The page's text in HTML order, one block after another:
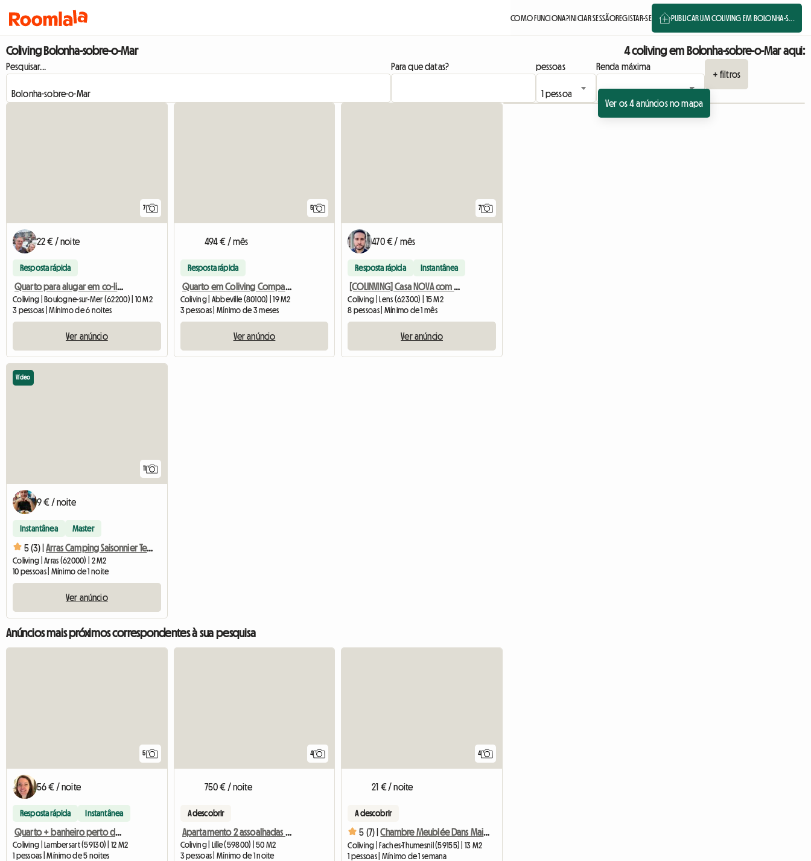
COMO FUNCIONA?INICIAR SESSÃOREGISTAR-SE PUBLICAR UM COLIVING EM BOLONHA-S...
Coliving Bolonha-sobre-o-Mar 4 coliving em Bolonha-sobre-o-Mar aqui:
Pesquisar... Para que datas? pessoas
Renda máxima
+ filtros
Ver os 4 anúncios no mapa
7
22 € / noite
Resposta rápida
Quarto para alugar em co-living para 3 pessoas
Coliving | Boulogne-sur-Mer (62200) | 10 M2
3 pessoas | Mínimo de 6 noites
Ver anúncio
5
494 € / mês
Resposta rápida
Quarto em Coliving Compartilhado em Abbeville - Alto Padrão
Coliving | Abbeville (80100) | 19 M2
3 pessoas | Mínimo de 3 meses
Ver anúncio
7
470 € / mês
Resposta rápida Instantânea
[COLINVING] Casa NOVA com academia
Coliving | Lens (62300) | 15 M2
8 pessoas | Mínimo de 1 mês
Ver anúncio
Vídeo
9 € / noite
Instantânea Master
5 (3) | Arras Camping Saisonnier Tentes 2 Pl
Coliving | Arras (62000) | 2 M2
10 pessoas | Mínimo de 1 noite
Ver anúncio
Anúncios mais próximos correspondentes à sua pesquisa
5
56 € / noite
Resposta rápida Instantânea
Quarto + banheiro perto do Catho - Euratech, meia pensão possível
Coliving | Lambersart (59130) | 12 M2
1 pessoas | Mínimo de 5 noites
4
750 € / noite
A descobrir
Apartamento 2 assoalhadas / T2 50 m2
Coliving | Lille (59800) | 50 M2
3 pessoas | Mínimo de 1 noite
4
21 € / noite
A descobrir
5 (7) | Chambre Meublée Dans Maison
Coliving | Faches-Thumesnil (59155) | 13 M2
1 pessoas | Mínimo de 1 semana